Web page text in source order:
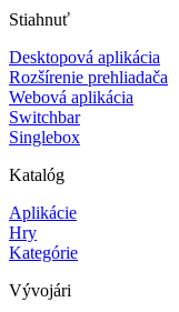
Stiahnuť
Desktopová aplikácia
Rozšírenie prehliadača
Webová aplikácia
Switchbar
Singlebox
Katalóg
Aplikácie
Hry
Kategórie
Vývojári